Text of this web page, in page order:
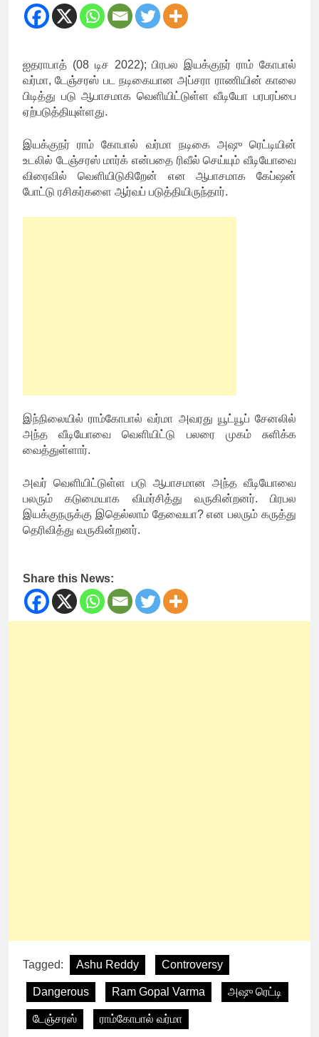
ஐதராபாத் (08 டிச 2022); பிரபல இயக்குநர் ராம் கோபால்
வர்மா, டேஞ்சரஸ் பட நடிகையான அப்சரா ராணியின் காலை
பிடித்து படு ஆபாசமாக வெளியிட்டுள்ள வீடியோ பரபரப்பை
ஏற்படுத்தியுள்ளது.
இயக்குநர் ராம் கோபால் வர்மா நடிகை அஷு ரெட்டியின்
உடலில் டேஞ்சரஸ் மார்க் என்பதை ரிவீல் செய்யும் வீடியோவை
விரைவில் வெளியிடுகிறேன் என ஆபாசமாக கேப்ஷன்
போட்டு ரசிகர்களை ஆர்வப் படுத்தியிருந்தார்.
இந்நிலையில் ராம்கோபால் வர்மா அவரது யூட்யூப் சேனலில்
அந்த வீடியோவை வெளியிட்டு பலரை முகம் சுளிக்க
வைத்துள்ளார்.
அவர் வெளியிட்டுள்ள படு ஆபாசமான அந்த வீடியோவை
பலரும் கடுமையாக விமர்சித்து வருகின்றனர். பிரபல
இயக்குநருக்கு இதெல்லாம் தேவையா? என பலரும் கருத்து
தெரிவித்து வருகின்றனர்.
Share this News:
Tagged: Ashu Reddy Controversy
Dangerous Ram Gopal Varma அஷு ரெட்டி
டேஞ்சரஸ் ராம்கோபால் வர்மா